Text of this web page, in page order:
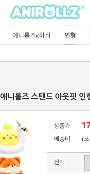
애니롤즈x허쉬 인형
애니롤즈 스탠드 아웃핏 인
상품가
배송비
(
선택